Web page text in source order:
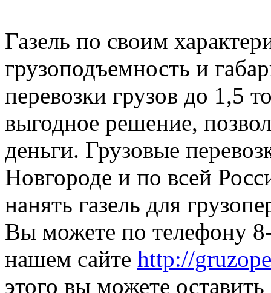
Газель по своим
грузоподъемность и
перевозки грузов до 1,5
выгодное решение,
деньги. Грузовые
Новгороде и по всей
нанять газель для
Вы можете по телефону
нашем сайте http://
этого вы можете